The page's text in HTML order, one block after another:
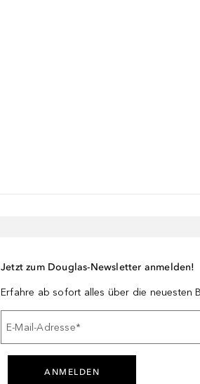
Jetzt zum Douglas-Newsletter anmelden!
Erfahre ab sofort alles über die neuesten
E-Mail-Adresse*
ANMELDEN